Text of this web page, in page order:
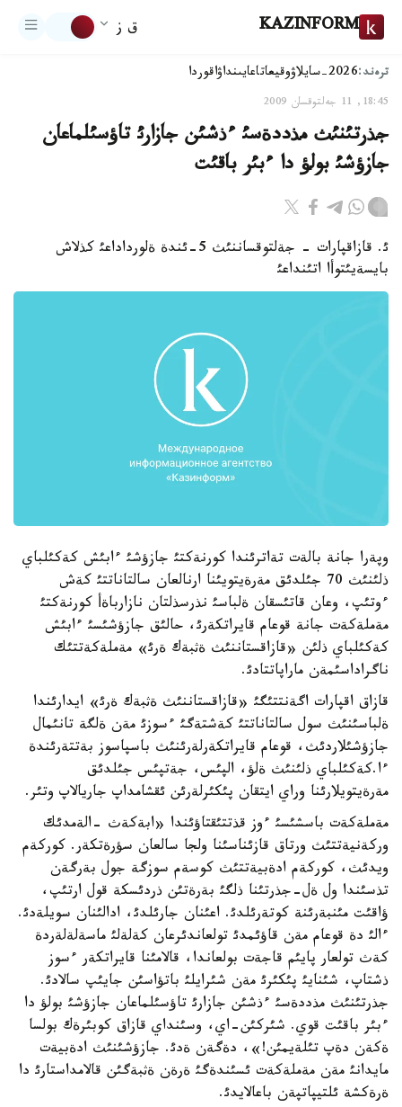
KAZINFORM ق ز
ترەند:2026-سايلاۋ وقيعاتاعايىنداۋاقوردا
18:45, 11 جەلتوقسان 2009
جذرتئنئث مذددةسئ ءذشئن جازارئ تاؤسئلماعان
جازؤشئ بولؤ دا ءبئر باقئت
ئ. قازاقپارات - جةلتوقساننئث 5-ئندة ةلورداداعئ كذلاش
بايسةيئتوأا اتئنداعئ
وپةرا جانة بالةت تةاترئندا كورنةكتئ جازؤشئ ءابئش كةكئلباي
ذلئنئث 70 جئلدئق مةرةيتويئنا ارنالعان سالتاناتتئ كةش
ءوتئپ، وعان قاتئسقان ةلباسئ نذرسذلتان نازارباةأ كورنةكتئ
مةملةكةت جانة قوعام قايراتكةرئ، حالئق جازؤشئسئ ءابئش
كةكئلباي ذلئن «قازاقستاننئث ةثبةك ةرئ» مةملةكةتتئك
ناگراداسئمةن ماراپاتتادئ.
قازاق اقپارات اگةنتتئگئ «قازاقستاننئث ةثبةك ةرئ» ايدارئندا
ةلباسئنئث سول سالتاناتتئ كةشتةگئ ءسوزئ مةن ةلگة تانئمال
جازؤشئلاردئث، قوعام قايراتكةرلةرئنئث باسپاسوز بةتتةرئندة
ءا.كةكئلباي ذلئنئث ةلؤ، الپئس، جةتپئس جئلدئق
مةرةيتويلارئنا وراي ايتقان پئكئرلةرئن ئقشامداپ جاريالاپ وتئر.
مةملةكةت باسشئسئ ءوز قذتتئقتاؤئندا «ابةكةث -الةمدئك
وركةنيةتتئث ورتاق قازئناسئنا ولجا سالعان سؤرةتكةر. كوركةم
ويدئث، كوركةم ادةبيةتتئث كوسةم سوزگة جول بةرگةن
تذسئندا ول ةل-جذرتئنا ذلگئ بةرةتئن ذردئسكة قول ارتئپ،
ؤاقئت مئنبةرئنة كوتةرئلدئ. اعئنان جارئلدئ، ادالئنان سويلةدئ.
ءالئ دة قوعام مةن قاؤئمدئ تولعاندئرعان كةلةلئ ماسةلةلةردة
كةث تولعار پايئم قاجةت بولعاندا، قالامئنا قايراتكةر ءسوز
ذشتاپ، شئنايئ پئكئرئ مةن شئرايلئ باتؤاسئن جايئپ سالادئ.
جذرتئنئث مذددةسئ ءذشئن جازارئ تاؤسئلماعان جازؤشئ بولؤ دا
ءبئر باقئت قوي. شئركئن-اي، وسئنداي قازاق كوبئرةك بولسا
ةكةن دةپ تئلةيمئن!»، دةگةن ةدئ. جازؤشئنئث ادةبيةت
مايدانئ مةن مةملةكةت ئسئندةگئ ةرةن ةثبةگئن قالامداستارئ دا
ةرةكشة ئلتيپاتپةن باعالايدئ.